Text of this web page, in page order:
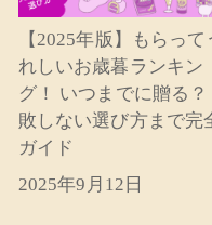
【2025年版】もらって
れしいお歳暮ランキン
グ！ いつまでに贈る？
敗しない選び方まで完
ガイド
2025年9月12日